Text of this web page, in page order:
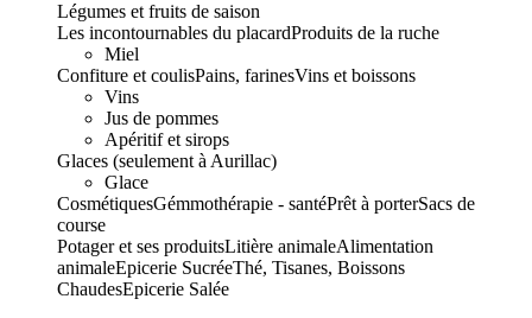
Légumes et fruits de saison
Les incontournables du placardProduits de la ruche
Miel
Confiture et coulisPains, farinesVins et boissons
Vins
Jus de pommes
Apéritif et sirops
Glaces (seulement à Aurillac)
Glace
CosmétiquesGémmothérapie - santéPrêt à porterSacs de
course
Potager et ses produitsLitière animaleAlimentation
animaleEpicerie SucréeThé, Tisanes, Boissons
ChaudesEpicerie Salée